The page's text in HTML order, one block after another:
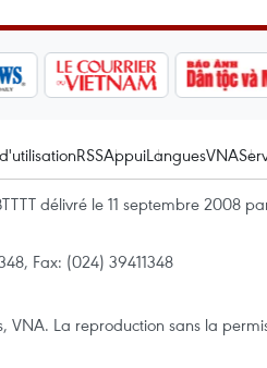
RSSAppuiLanguesVNA
délivré le 11 septembre 2008
Fax: (024) 39411348
VNA. La reproduction sans la